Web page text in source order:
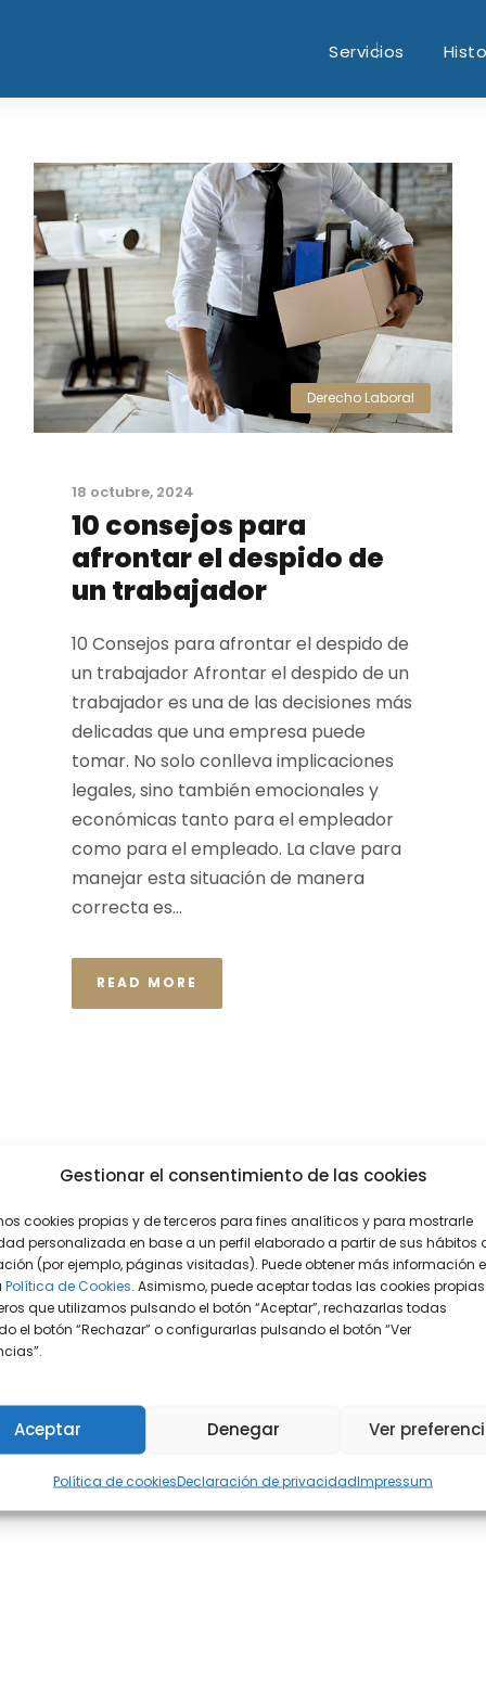
Gestionar el consentimiento de las cookies
cookies propias y de terceros para fines analíticos y para mostrarle
personalizada en base a un perfil elaborado a partir de sus hábitos
(por ejemplo, páginas visitadas). Puede obtener más información
Política de Cookies. Asimismo, puede aceptar todas las cookies
que utilizamos pulsando el botón “Aceptar”, rechazarlas todas
el botón “Rechazar” o configurarlas pulsando el botón “Ver
Aceptar Denegar Ver
Política de cookiesDeclaración de privacidadImpressum
Servicios
Derecho Laboral
18 octubre, 2024
10 consejos para
afrontar el despido de
un trabajador
10 Consejos para afrontar el despido de
un trabajador Afrontar el despido de un
trabajador es una de las decisiones más
delicadas que una empresa puede
tomar. No solo conlleva implicaciones
legales, sino también emocionales y
económicas tanto para el empleador
como para el empleado. La clave para
manejar esta situación de manera
correcta es...
READ MORE